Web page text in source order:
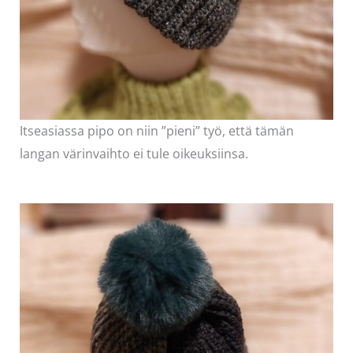
Itseasiassa pipo on niin ”pieni” työ, että tämän
langan värinvaihto ei tule oikeuksiinsa.